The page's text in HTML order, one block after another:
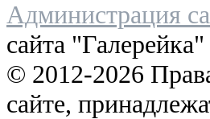
Администрация
сайта "Галерейка"
© 2012-2026
сайте,